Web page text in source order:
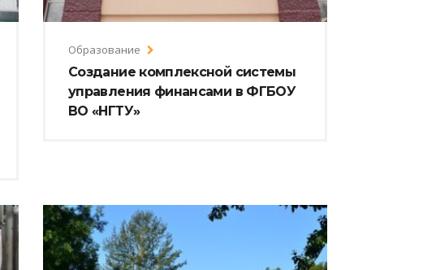
Образование
Создание комплексной системы
управления финансами в ФГБОУ
ВО «НГТУ»